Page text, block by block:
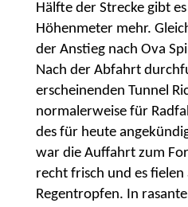
Hälfte der Strecke gibt
Höhenmeter mehr.
der Anstieg nach Ova
Nach der Abfahrt
erscheinenden Tunnel
normalerweise für
des für heute
war die Auffahrt zum
recht frisch und es fielen
Regentropfen. In